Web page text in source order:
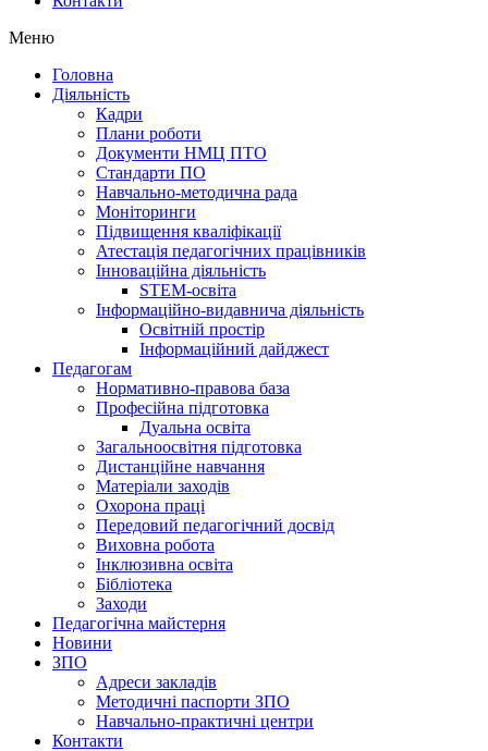
Меню
Головна
Діяльність
Кадри
Плани роботи
Документи НМЦ ПТО
Стандарти ПО
Навчально-методична рада
Моніторинги
Підвищення кваліфікації
Атестація педагогічних працівників
Інноваційна діяльність
STEM-освіта
Інформаційно-видавнича діяльність
Освітній простір
Інформаційний дайджест
Педагогам
Нормативно-правова база
Професійна підготовка
Дуальна освіта
Загальноосвітня підготовка
Дистанційне навчання
Матеріали заходів
Охорона праці
Передовий педагогічний досвід
Виховна робота
Інклюзивна освіта
Бібліотека
Заходи
Педагогічна майстерня
Новини
ЗПО
Адреси закладів
Методичні паспорти ЗПО
Навчально-практичні центри
Контакти